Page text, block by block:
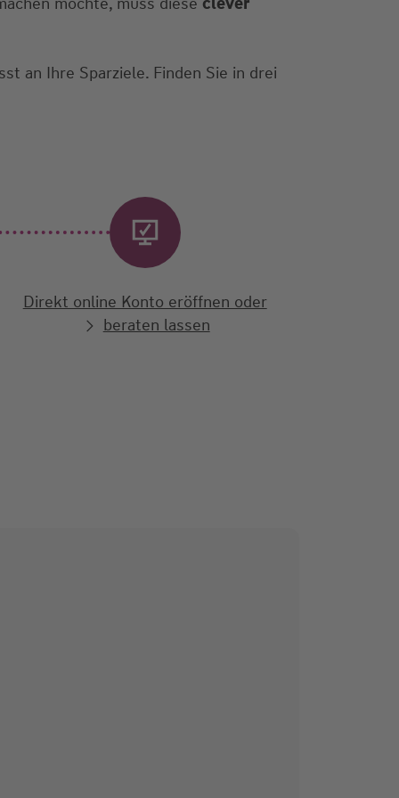
an Ihre Sparziele. Finden Sie in drei
Direkt online Konto eröffnen oder
beraten lassen